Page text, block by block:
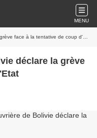
MENU
face à la tentative de coup d'Etat
déclare la grève